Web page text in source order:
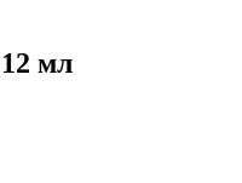
мл